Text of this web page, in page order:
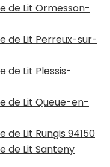
de Lit Ormesson-
de Lit Perreux-sur-
de Lit Plessis-
de Lit Queue-en-
Lit Rungis 94150
de Lit Santeny